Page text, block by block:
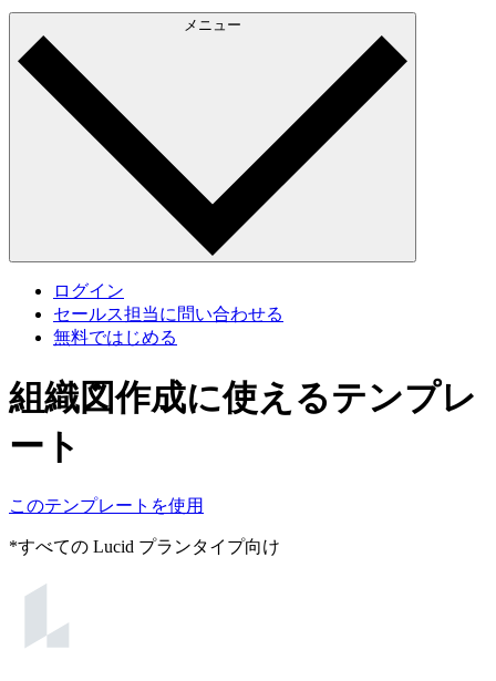
メニュー
ログイン
セールス担当に問い合わせる
無料ではじめる
組織図作成に使えるテンプレ
ート
このテンプレートを使用
*すべての Lucid プランタイプ向け